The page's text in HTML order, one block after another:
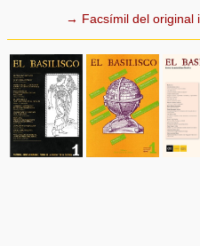
→ Facsímil del original